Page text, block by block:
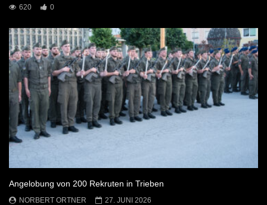
620
0
Angelobung von 200 Rekruten in Trieben
NORBERT ORTNER
27. JUNI 2026